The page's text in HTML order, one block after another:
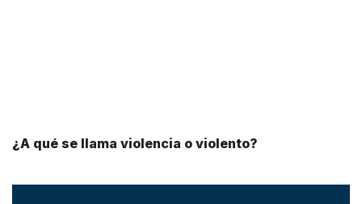
¿A qué se llama violencia o violento?